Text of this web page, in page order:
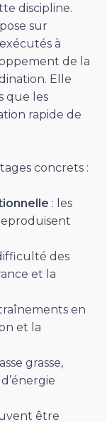
discipline.
sur
à
de la
Elle
que les
rapide de
concrets :
: les
des
et la
en
et la
grasse,
être